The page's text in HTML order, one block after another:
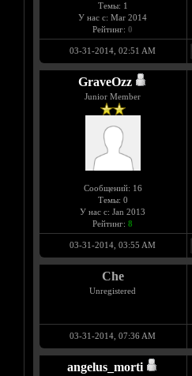
Темы: 1
У нас с: Mar 2014
Рейтинг: 0
03-31-2014, 02:51 AM
GraveOzz
Junior Member
Сообщений: 16
Темы: 0
У нас с: Jan 2013
Рейтинг: 8
03-31-2014, 03:55 AM
Che
Unregistered
03-31-2014, 07:36 AM
angelus_morti